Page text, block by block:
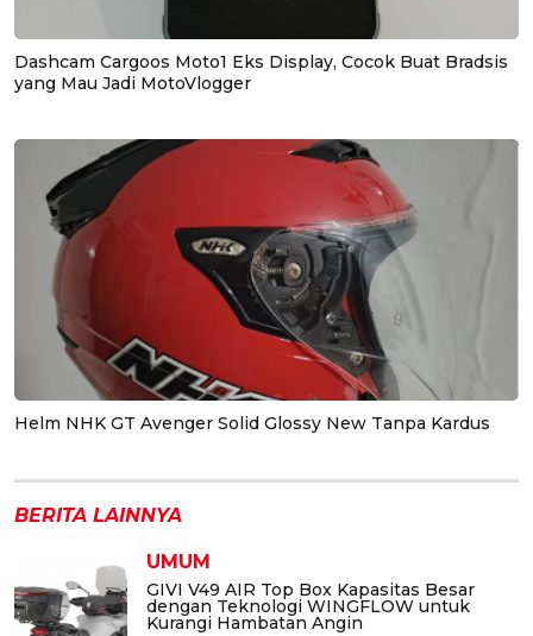
Dashcam Cargoos Moto1 Eks Display, Cocok Buat Bradsis
yang Mau Jadi MotoVlogger
Helm NHK GT Avenger Solid Glossy New Tanpa Kardus
BERITA LAINNYA
UMUM
GIVI V49 AIR Top Box Kapasitas Besar
dengan Teknologi WINGFLOW untuk
Kurangi Hambatan Angin